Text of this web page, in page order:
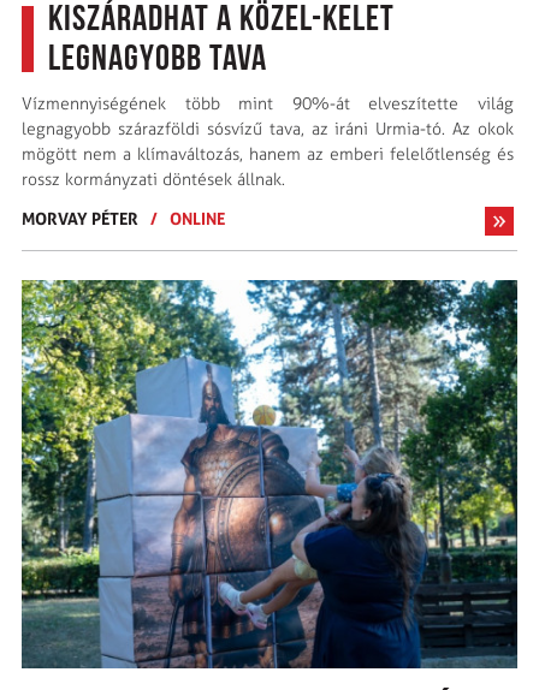
Kiszáradhat a Közel-Kelet
legnagyobb tava
Vízmennyiségének több mint 90%-át elveszítette világ
legnagyobb szárazföldi sósvízű tava, az iráni Urmia-tó. Az okok
mögött nem a klímaváltozás, hanem az emberi felelőtlenség és
rossz kormányzati döntések állnak.
MORVAY PÉTER
/ ONLINE